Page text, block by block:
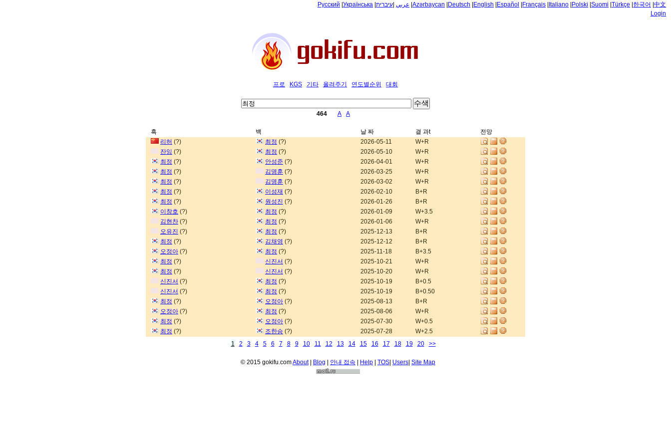
Русский Українська عربي עיברית Azərbaycan Deutsch English Español Français Italiano Polski Suomi Türkçe 한국어 中文
Login
프로 KGS 기타 올려주기 연도별순위 대회
464 A A
흑 백 날 짜 결 과t
전망
리허 (?) 최정 (?) 2026-05-11
W+R
잔잉 (?) 최정 (?) 2026-05-10
W+R
최정 (?) 안성준 (?) 2026-04-01
W+R
최정 (?) 김명훈 (?) 2026-03-25
W+R
최정 (?) 김명훈 (?) 2026-03-02
W+R
최정 (?) 이성재 (?) 2026-02-10
B+R
최정 (?) 원성진 (?) 2026-01-26
B+R
이창호 (?) 최정 (?) 2026-01-09
W+3.5
김현찬 (?) 최정 (?) 2026-01-06
W+R
오유진 (?) 최정 (?) 2025-12-13
B+R
최정 (?) 김채영 (?) 2025-12-12
B+R
오정아 (?) 최정 (?) 2025-11-18
B+3.5
최정 (?) 신진서 (?) 2025-10-21
W+R
최정 (?) 신진서 (?) 2025-10-20
W+R
신진서 (?) 최정 (?) 2025-10-19
B+0.5
신진서 (?) 최정 (?) 2025-10-19
B+0.50
최정 (?) 오정아 (?) 2025-08-13
B+R
오정아 (?) 최정 (?) 2025-08-06
W+R
최정 (?) 오정아 (?) 2025-07-30
W+0.5
최정 (?) 조한승 (?) 2025-07-28
W+2.5
1
2 3 4 5 6 7 8 9 10 11 12 13 14 15 16 17 18 19 20 >>
© 2015 gokifu.comAbout| Blog | 안내 접속 | Help | TOS| Users| Site Map